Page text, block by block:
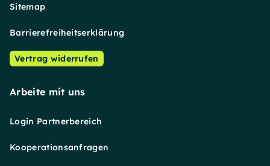
Sitemap
Barrierefreiheitserklärung
Vertrag widerrufen
Arbeite mit uns
Login Partnerbereich
Kooperationsanfragen